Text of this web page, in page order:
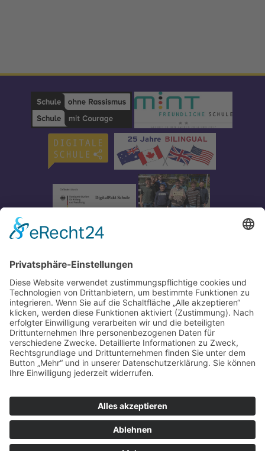
Impressum-Datenschutz-Partner